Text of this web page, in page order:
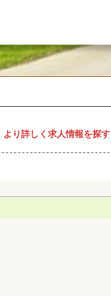
より詳しく求人情報を探す